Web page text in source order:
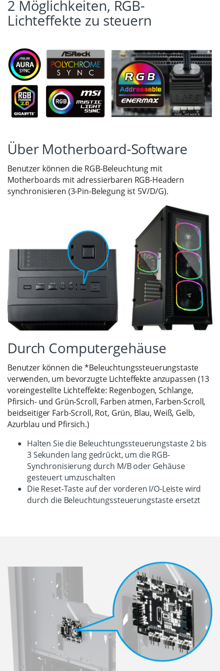
2 Möglichkeiten, RGB-
Lichteffekte zu steuern
Über Motherboard-Software
Benutzer können die RGB-Beleuchtung mit
Motherboards mit adressierbaren RGB-Headern
synchronisieren (3-Pin-Belegung ist 5V/D/G).
Durch Computergehäuse
Benutzer können die *Beleuchtungssteuerungstaste
verwenden, um bevorzugte Lichteffekte anzupassen (13
voreingestellte Lichteffekte: Regenbogen, Schlange,
Pfirsich- und Grün-Scroll, Farben atmen, Farben-Scroll,
beidseitiger Farb-Scroll, Rot, Grün, Blau, Weiß, Gelb,
Azurblau und Pfirsich.)
Halten Sie die Beleuchtungssteuerungstaste 2 bis
3 Sekunden lang gedrückt, um die RGB-
Synchronisierung durch M/B oder Gehäuse
gesteuert umzuschalten
Die Reset-Taste auf der vorderen I/O-Leiste wird
durch die Beleuchtungssteuerungstaste ersetzt